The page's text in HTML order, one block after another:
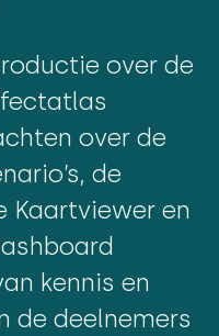
over de
over de
de
Kaartviewer en
kennis en
de deelnemers